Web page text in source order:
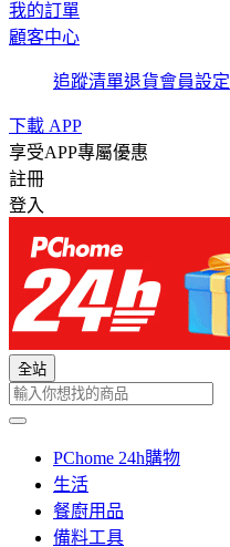
我的訂單
顧客中心
追蹤清單退貨會員設定
下載 APP
享受APP專屬優惠
註冊
登入
全站
PChome 24h購物
生活
餐廚用品
備料工具